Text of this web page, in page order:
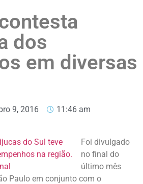
dos
em diversas
9, 2016 11:46 am
Foi divulgado
no final do
último mês
Paulo em conjunto com o